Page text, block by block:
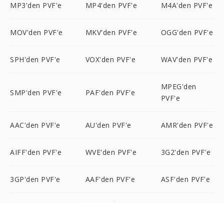
MP3'den PVF'e MP4'den PVF'e M4A'den PVF'e
MOV'den PVF'e MKV'den PVF'e OGG'den PVF'e
SPH'den PVF'e VOX'den PVF'e WAV'den PVF'e
SMP'den PVF'e PAF'den PVF'e
MPEG'den
PVF'e
AAC'den PVF'e AU'den PVF'e AMR'den PVF'e
AIFF'den PVF'e WVE'den PVF'e 3G2'den PVF'e
3GP'den PVF'e AAF'den PVF'e ASF'den PVF'e